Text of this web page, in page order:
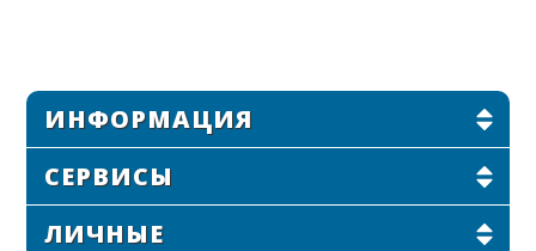
ИНФОРМАЦИЯ
СЕРВИСЫ
ЛИЧНЫЕ